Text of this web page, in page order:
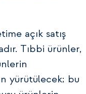
açık satış
Tıbbi ürünler,
yürütülecek; bu